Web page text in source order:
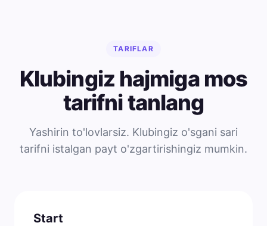
TARIFLAR
Klubingiz hajmiga mos
tarifni tanlang
Yashirin to'lovlarsiz. Klubingiz o'sgani sari
tarifni istalgan payt o'zgartirishingiz mumkin.
Start